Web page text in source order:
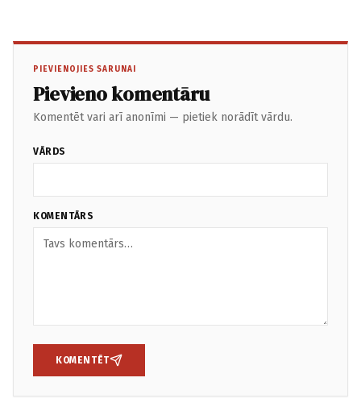
PIEVIENOJIES SARUNAI
Pievieno komentāru
Komentēt vari arī anonīmi — pietiek norādīt vārdu.
VĀRDS
KOMENTĀRS
KOMENTĒT